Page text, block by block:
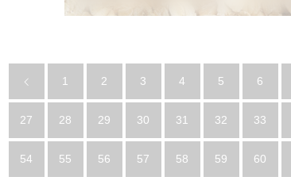
1 2 3 4 5 6
27 28 29 30 31 32 33
54 55 56 57 58 59 60